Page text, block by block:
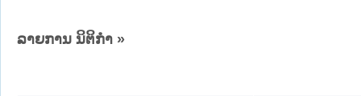
ລາຍການ ນິຕິກໍາ »